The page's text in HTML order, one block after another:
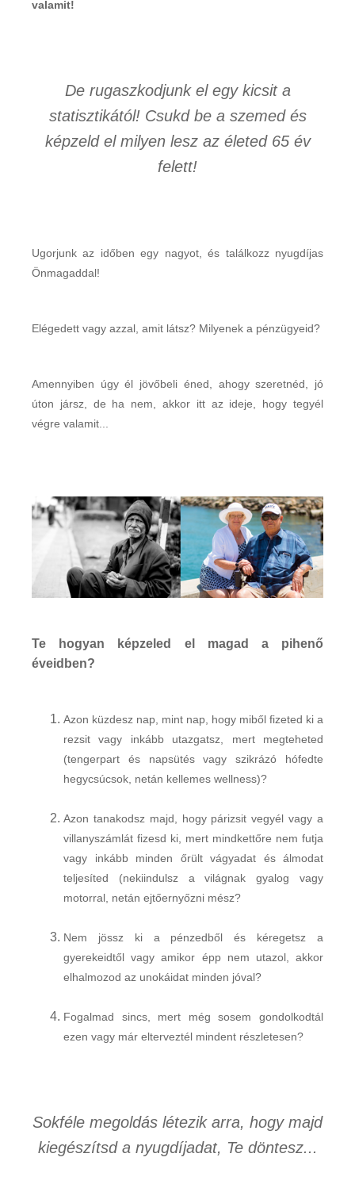
valamit!
De rugaszkodjunk el egy kicsit a
statisztikától! Csukd be a szemed és
képzeld el milyen lesz az életed 65 év
felett!
Ugorjunk az időben egy nagyot, és találkozz nyugdíjas
Önmagaddal!
Elégedett vagy azzal, amit látsz? Milyenek a pénzügyeid?
Amennyiben úgy él jövőbeli éned, ahogy szeretnéd, jó
úton jársz, de ha nem, akkor itt az ideje, hogy tegyél
végre valamit...
Te hogyan képzeled el magad a pihenő
éveidben?
Azon küzdesz nap, mint nap, hogy miből fizeted ki a
rezsit vagy inkább utazgatsz, mert megteheted
(tengerpart és napsütés vagy szikrázó hófedte
hegycsúcsok, netán kellemes wellness)?
Azon tanakodsz majd, hogy párizsit vegyél vagy a
villanyszámlát fizesd ki, mert mindkettőre nem futja
vagy inkább minden őrült vágyadat és álmodat
teljesíted (nekiindulsz a világnak gyalog vagy
motorral, netán ejtőernyőzni mész?
Nem jössz ki a pénzedből és kéregetsz a
gyerekeidtől vagy amikor épp nem utazol, akkor
elhalmozod az unokáidat minden jóval?
Fogalmad sincs, mert még sosem gondolkodtál
ezen vagy már elterveztél mindent részletesen?
Sokféle megoldás létezik arra, hogy majd
kiegészítsd a nyugdíjadat, Te döntesz...